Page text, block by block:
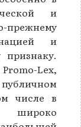
и
прежнему
и
Lex,
числе в
широко